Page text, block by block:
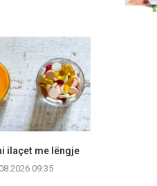
ilaçet me lëngje
09:35